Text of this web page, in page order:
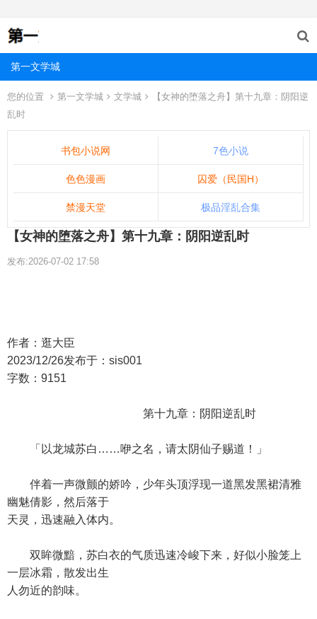
第一文学城
您的位置 第一文学城 文学城
【女神的堕落之舟】第十九章：阴阳逆
乱时
书包小说网 7色小说
色色漫画 囚爱（民国H）
禁漫天堂 极品淫乱合集
【女神的堕落之舟】第十九章：阴阳逆乱时
发布:2026-07-02 17:58
作者：逛大臣
2023/12/26发布于：sis001
字数：9151
第十九章：阴阳逆乱时
「以龙城苏白……咿之名，请太阴仙子赐道！」
伴着一声微颤的娇吟，少年头顶浮现一道黑发黑裙清雅
幽魅倩影，然后落于
天灵，迅速融入体内。
双眸微黯，苏白衣的气质迅速冷峻下来，好似小脸笼上
一层冰霜，散发出生
人勿近的韵味。